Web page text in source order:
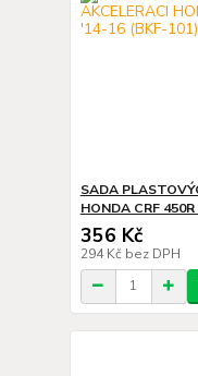
SADA
HONDA CRF
356 Kč
294 Kč bez DPH